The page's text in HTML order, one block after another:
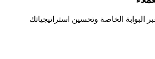
البوابة الخاصة وتحسين استراتيجياتك